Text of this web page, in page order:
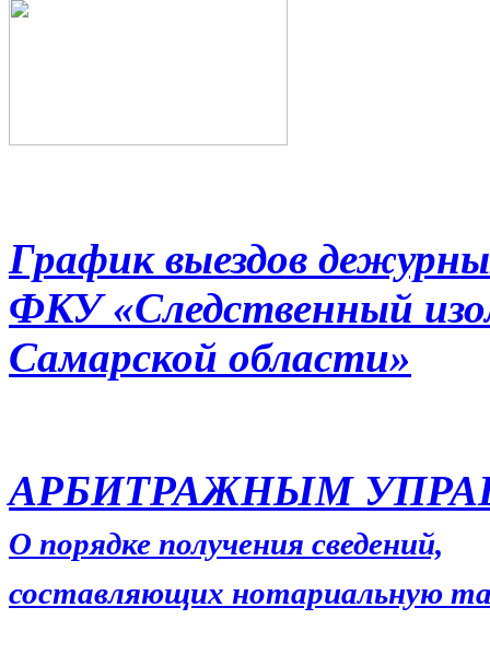
График выездов
ФКУ «Следственный
Самарской области»
АРБИТРАЖНЫМ
О порядке получения сведений,
составляющих нотариальную